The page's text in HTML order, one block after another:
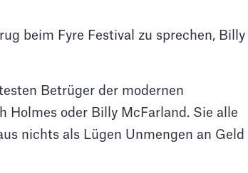
beim Fyre Festival zu sprechen, Billy
Betrüger der modernen
Holmes oder Billy McFarland. Sie alle
nichts als Lügen Unmengen an Geld